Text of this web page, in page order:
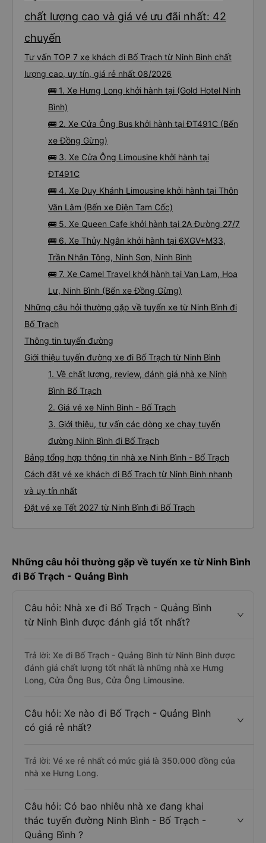
chất lượng cao và giá vé ưu đãi nhất: 42
chuyến
Tư vấn TOP 7 xe khách đi Bố Trạch từ Ninh Bình chất
lượng cao, uy tín, giá rẻ nhất 08/2026
🚌 1. Xe Hưng Long khởi hành tại (Gold Hotel Ninh
Bình)
🚌 2. Xe Cửa Ông Bus khởi hành tại ĐT491C (Bến
xe Đồng Gừng)
🚌 3. Xe Cửa Ông Limousine khởi hành tại
ĐT491C
🚌 4. Xe Duy Khánh Limousine khởi hành tại Thôn
Văn Lâm (Bến xe Điện Tam Cốc)
🚌 5. Xe Queen Cafe khởi hành tại 2A Đường 27/7
🚌 6. Xe Thủy Ngân khởi hành tại 6XGV+M33,
Trần Nhân Tông, Ninh Sơn, Ninh Bình
🚌 7. Xe Camel Travel khởi hành tại Van Lam, Hoa
Lư, Ninh Bình (Bến xe Đồng Gừng)
Những câu hỏi thường gặp về tuyến xe từ Ninh Bình đi
Bố Trạch
Thông tin tuyến đường
Giới thiệu tuyến đường xe đi Bố Trạch từ Ninh Bình
1. Về chất lượng, review, đánh giá nhà xe Ninh
Bình Bố Trạch
2. Giá vé xe Ninh Bình - Bố Trạch
3. Giới thiệu, tư vấn các dòng xe chạy tuyến
đường Ninh Bình đi Bố Trạch
Bảng tổng hợp thông tin nhà xe Ninh Bình - Bố Trạch
Cách đặt vé xe khách đi Bố Trạch từ Ninh Bình nhanh
và uy tín nhất
Đặt vé xe Tết 2027 từ Ninh Bình đi Bố Trạch
Những câu hỏi thường gặp về tuyến xe từ Ninh Bình
đi Bố Trạch - Quảng Bình
Câu hỏi: Nhà xe đi Bố Trạch - Quảng Bình
từ Ninh Bình được đánh giá tốt nhất?
Trả lời: Xe đi Bố Trạch - Quảng Bình từ Ninh Bình được
đánh giá chất lượng tốt nhất là những nhà xe Hưng
Long, Cửa Ông Bus, Cửa Ông Limousine.
Câu hỏi: Xe nào đi Bố Trạch - Quảng Bình
có giá rẻ nhất?
Trả lời: Vé xe rẻ nhất có mức giá là 350.000 đồng của
nhà xe Hưng Long.
Câu hỏi: Có bao nhiêu nhà xe đang khai
thác tuyến đường Ninh Bình - Bố Trạch -
Quảng Bình ?